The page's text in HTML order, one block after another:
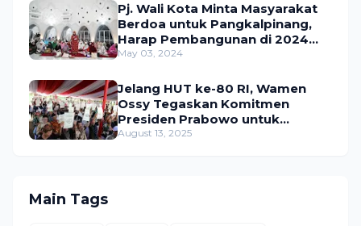
Pj. Wali Kota Minta Masyarakat
Berdoa untuk Pangkalpinang,
Harap Pembangunan di 2024
Berjalan Lancar
May 03, 2024
Jelang HUT ke-80 RI, Wamen
Ossy Tegaskan Komitmen
Presiden Prabowo untuk
Menyejahterakan Rakyat
August 13, 2025
Main Tags